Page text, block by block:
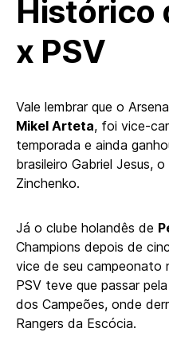
Histórico
x PSV
Vale lembrar que o
Mikel Arteta, foi vice-
temporada e ainda
brasileiro Gabriel Jesus,
Zinchenko.
Já o clube holandês de
Champions depois de
vice de seu campeonato
PSV teve que passar
dos Campeões, onde
Rangers da Escócia.